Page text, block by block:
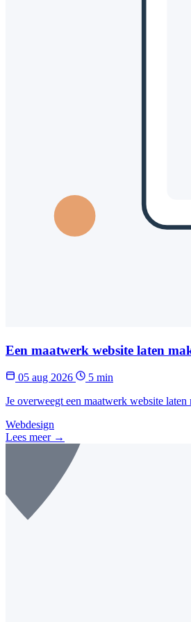
Een maatwerk website laten
05 aug 2026
5 min
Je overweegt een maatwerk website
Webdesign
Lees meer →